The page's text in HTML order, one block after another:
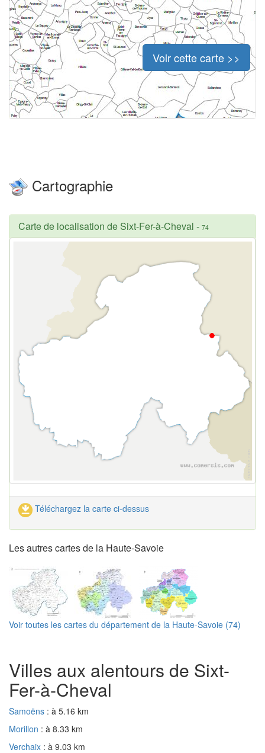
Voir cette carte >>
Cartographie
Carte de localisation de Sixt-Fer-à-Cheval - 74
Téléchargez la carte ci-dessus
Les autres cartes de la Haute-Savoie
Voir toutes les cartes du département de la Haute-Savoie (74)
Villes aux alentours de Sixt-
Fer-à-Cheval
Samoëns : à 5.16 km
Morillon : à 8.33 km
Verchaix : à 9.03 km